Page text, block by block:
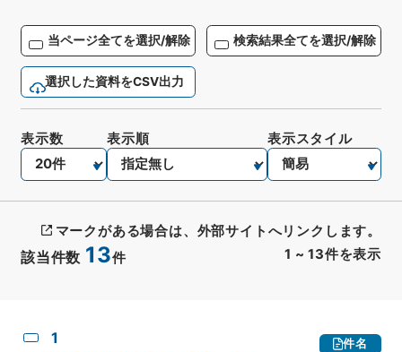
当ページ全てを選択/解除 検索結果全てを選択/解除
選択した資料をCSV出力
該当件数 13件 1 ~ 13件を表示
表示数 表示順 表示スタイル
マークがある場合は、外部サイトへリンクします。
1 件名